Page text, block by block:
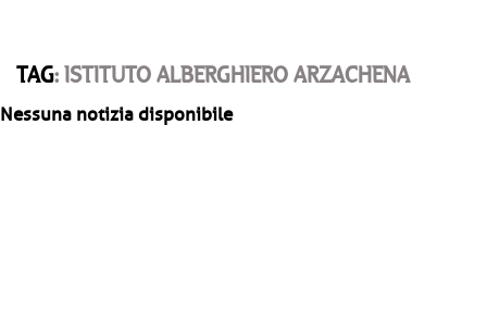
TAG: ISTITUTO ALBERGHIERO ARZACHENA
Nessuna notizia disponibile